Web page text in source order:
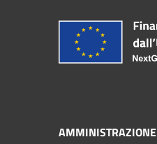
AMMINISTRAZIONE